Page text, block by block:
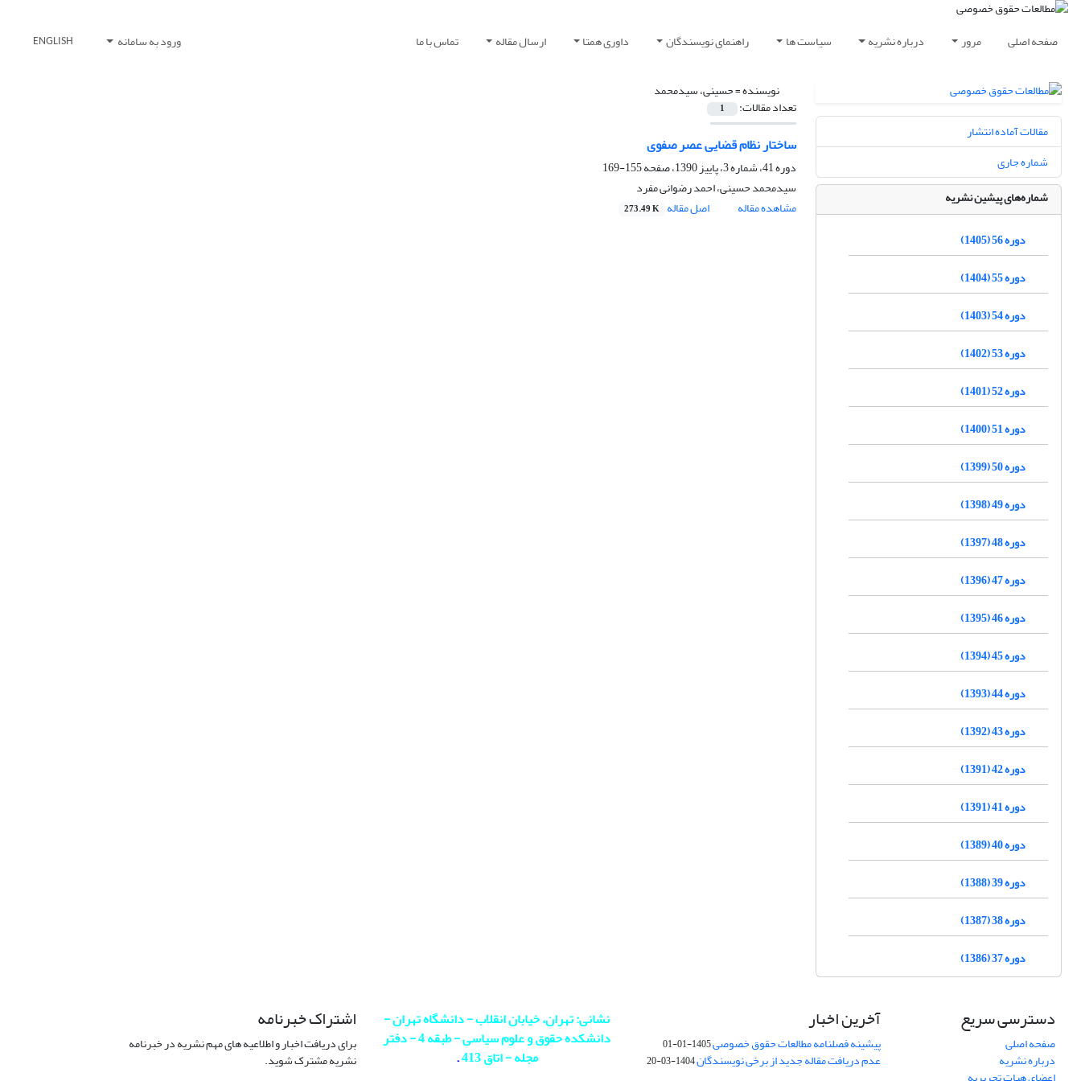
صفحه اصلی مرور درباره نشریه سیاست ها راهنمای نویسندگان داوری همتا ارسال مقاله تماس با ما ورود به سامانه ENGLISH
نویسنده =حسینی، سیدمحمد
تعداد مقالات: 1
ساختار نظام قضایی عصر صفوی
دوره 41، شماره 3، پاییز 1390، صفحه
155-169
سیدمحمد حسینی، احمد رضوانی مفرد
مشاهده مقاله
اصل مقاله 273.49 K
مقالات آماده انتشار
شماره جاری
شماره‌های پیشین نشریه
دوره 56 (1405)
دوره 55 (1404)
دوره 54 (1403)
دوره 53 (1402)
دوره 52 (1401)
دوره 51 (1400)
دوره 50 (1399)
دوره 49 (1398)
دوره 48 (1397)
دوره 47 (1396)
دوره 46 (1395)
دوره 45 (1394)
دوره 44 (1393)
دوره 43 (1392)
دوره 42 (1391)
دوره 41 (1391)
دوره 40 (1389)
دوره 39 (1388)
دوره 38 (1387)
دوره 37 (1386)
دسترسی سریع
صفحه اصلی
درباره نشریه
آخرین اخبار
پیشینه فصلنامه مطالعات حقوق خصوصی1405-01-01
عدم دریافت مقاله جدید از برخی نویسندگان1404-03-20
نشانی: تهران، خیابان انقلاب - دانشگاه تهران -
دانشکده حقوق و علوم سیاسی - طبقه 4 - دفتر
مجله - اتاق 413
.
اشتراک خبرنامه
برای دریافت اخبار و اطلاعیه های مهم نشریه در خبرنامه
نشریه مشترک شوید.